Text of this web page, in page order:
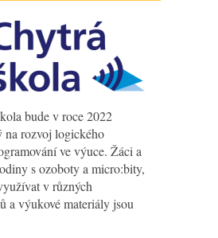
bude v roce 2022
na rozvoj logického
ve výuce. Žáci a
s ozoboty a micro:bity,
v různých
a výukové materiály jsou